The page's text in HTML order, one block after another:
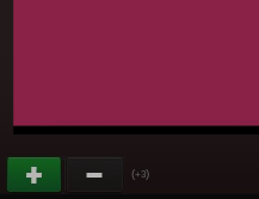
(+3)